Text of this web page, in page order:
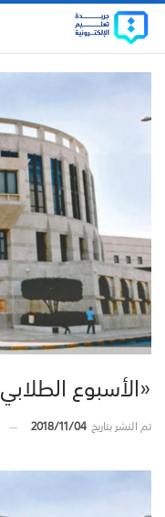
«الأسبوع
تم النشر بتاريخ2018/11/04